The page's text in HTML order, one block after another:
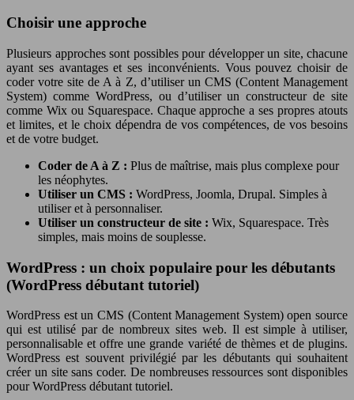
Choisir une approche
Plusieurs approches sont possibles pour développer un site, chacune
ayant ses avantages et ses inconvénients. Vous pouvez choisir de
coder votre site de A à Z, d’utiliser un CMS (Content Management
System) comme WordPress, ou d’utiliser un constructeur de site
comme Wix ou Squarespace. Chaque approche a ses propres atouts
et limites, et le choix dépendra de vos compétences, de vos besoins
et de votre budget.
Coder de A à Z : Plus de maîtrise, mais plus complexe pour
les néophytes.
Utiliser un CMS : WordPress, Joomla, Drupal. Simples à
utiliser et à personnaliser.
Utiliser un constructeur de site : Wix, Squarespace. Très
simples, mais moins de souplesse.
WordPress : un choix populaire pour les débutants
(WordPress débutant tutoriel)
WordPress est un CMS (Content Management System) open source
qui est utilisé par de nombreux sites web. Il est simple à utiliser,
personnalisable et offre une grande variété de thèmes et de plugins.
WordPress est souvent privilégié par les débutants qui souhaitent
créer un site sans coder. De nombreuses ressources sont disponibles
pour WordPress débutant tutoriel.